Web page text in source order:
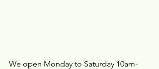
We open Monday to Saturday 10am-